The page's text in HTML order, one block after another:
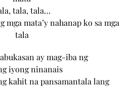
tala, tala…
mata’y nahanap ko sa mga
tala
ay mag-iba ng
iyong ninanais
kahit na pansamantala lang